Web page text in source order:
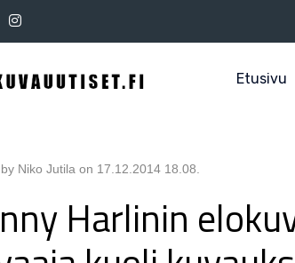
Etusivu
Niko Jutila on 17.12.2014 18.08
Harlinin